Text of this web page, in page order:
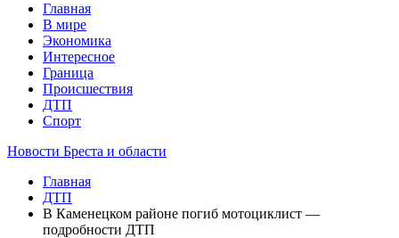
Главная
В мире
Экономика
Интересное
Граница
Происшествия
ДТП
Спорт
Новости Бреста и области
Главная
ДТП
В Каменецком районе погиб мотоциклист —
подробности ДТП